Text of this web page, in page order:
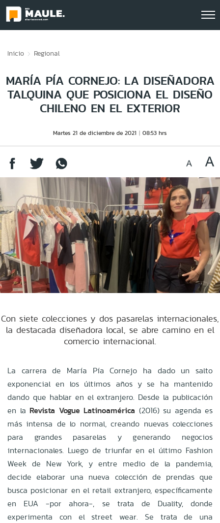
Inicio Regional
MARÍA PÍA CORNEJO: LA DISEÑADORA
TALQUINA QUE POSICIONA EL DISEÑO
CHILENO EN EL EXTERIOR
Martes 21 de diciembre de 2021 08:53 hrs
Con siete colecciones y dos pasarelas internacionales,
la destacada diseñadora local, se abre camino en el
comercio internacional.
La carrera de María Pía Cornejo ha dado un salto
exponencial en los últimos años y se ha mantenido
dando que hablar en el extranjero. Desde la publicación
en la Revista Vogue Latinoamérica (2016) su agenda es
más intensa de lo normal, creando nuevas colecciones
para grandes pasarelas y generando negocios
internacionales. Luego de triunfar en el último Fashion
Week de New York, y entre medio de la pandemia,
decide elaborar una nueva colección de prendas que
busca posicionar en el retail extranjero, específicamente
en EUA -por ahora-, se trata de Duality, donde
experimenta con el street wear. Se trata de una